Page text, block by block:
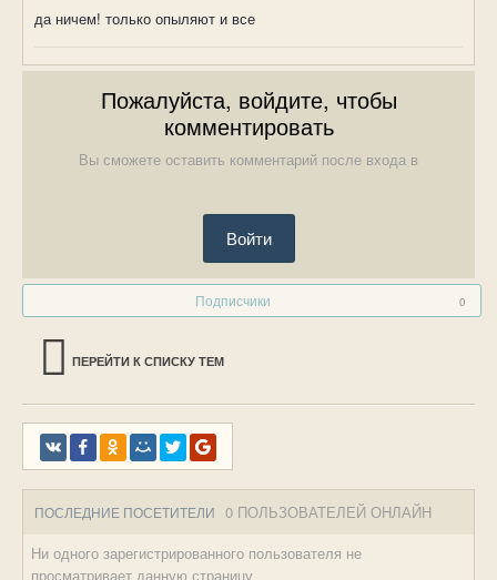
да ничем! только опыляют и все
Пожалуйста, войдите, чтобы
комментировать
Вы сможете оставить комментарий после входа в
Войти
Подписчики 0
ПЕРЕЙТИ К СПИСКУ ТЕМ
ПОСЛЕДНИЕ ПОСЕТИТЕЛИ 0 ПОЛЬЗОВАТЕЛЕЙ ОНЛАЙН
Ни одного зарегистрированного пользователя не
просматривает данную страницу